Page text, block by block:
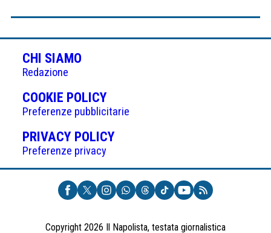
CHI SIAMO
Redazione
COOKIE POLICY(APRE
IN
UNA
NUOVA
Preferenze pubblicitarie
PRIVACY POLICY(APRE
UNA
NUOVA
SCHEDA)
Preferenze privacy
Copyright 2026 Il Napolista, testata giornalistica